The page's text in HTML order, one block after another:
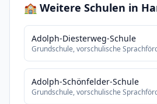
🏫 Weitere Schulen in
Adolph-Diesterweg-Schule
Grundschule, vorschulische
Adolph-Schönfelder-Schule
Grundschule, vorschulische